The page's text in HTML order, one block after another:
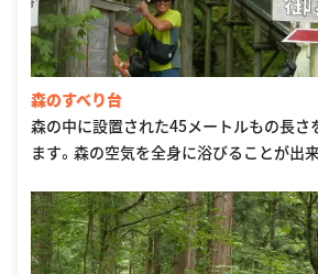
森のすべり台
森の中に設置された45メートルもの長さ
ます。森の空気を全身に浴びることが出来